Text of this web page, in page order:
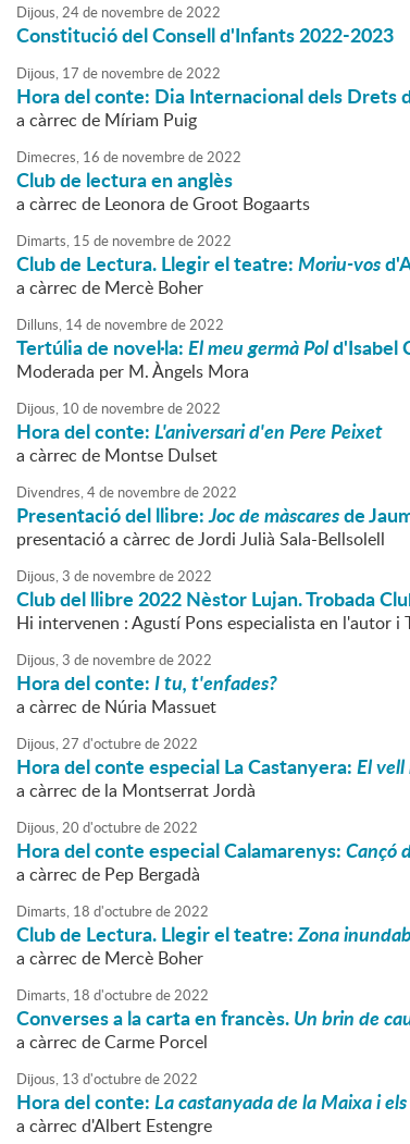
Dijous,24de novembrede2022
Constitució del Consell d'Infants 2022-2023
Dijous, 17 de novembrede2022
Hora del conte: Dia Internacional dels Drets
a càrrec de Míriam Puig
Dimecres, 16 de novembrede2022
Club de lectura en anglès
a càrrec de Leonora de Groot Bogaarts
Dimarts, 15 de novembrede2022
Club de Lectura. Llegir el teatre:Moriu-vos
a càrrec de Mercè Boher
Dilluns, 14de novembrede2022
Tertúlia de novel·la:El meu germà Pold'Isabel
Moderada per M. Àngels Mora
Dijous, 10 de novembrede2022
Hora del conte:L'aniversari d'en Pere Peixet
a càrrec de Montse Dulset
Divendres,4de novembrede2022
Presentació del llibre:Joc de màscaresde
presentació a càrrec de Jordi Julià Sala-Bellsolell
Dijous,3 de novembrede2022
Club del llibre 2022 Nèstor Lujan. Trobada
Hi intervenen : Agustí Pons especialista en l'autor
Dijous,3 de novembrede2022
Hora del conte:I tu, t'enfades?
a càrrec de Núria Massuet
Dijous,27 d'octubrede2022
Hora del conte especial La Castanyera:El
a càrrec de la Montserrat Jordà
Dijous,20 d'octubrede2022
Hora del conte especial Calamarenys:Cançó
a càrrec de Pep Bergadà
Dimarts, 18 d'octubrede2022
Club de Lectura. Llegir el teatre:Zona
a càrrec de Mercè Boher
Dimarts, 18 d'octubrede2022
Converses a la carta en francès.Un brin de
a càrrec de Carme Porcel
Dijous, 13 d'octubrede2022
Hora del conte:La castanyada de la Maixa i
a càrrec d'Albert Estengre